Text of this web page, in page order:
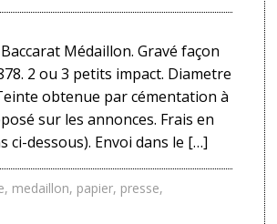
Médaillon. Gravé façon
2 ou 3 petits impact. Diametre
obtenue par cémentation à
sur les annonces. Frais en
dessous). Envoi dans le […]
, medaillon, papier, presse,